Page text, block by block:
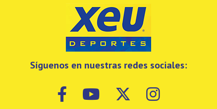
Síguenos en nuestras redes sociales: